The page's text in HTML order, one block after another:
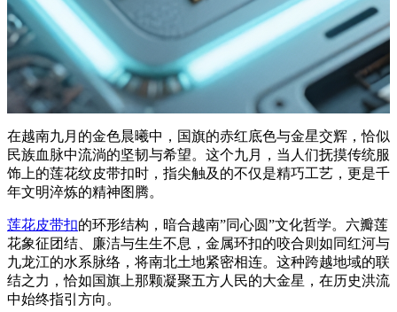
在越南九月的金色晨曦中，国旗的赤红底色与金星交辉，恰似
民族血脉中流淌的坚韧与希望。这个九月，当人们抚摸传统服
饰上的莲花纹皮带扣时，指尖触及的不仅是精巧工艺，更是千
年文明淬炼的精神图腾。
莲花皮带扣的环形结构，暗合越南”同心圆”文化哲学。六瓣莲
花象征团结、廉洁与生生不息，金属环扣的咬合则如同红河与
九龙江的水系脉络，将南北土地紧密相连。这种跨越地域的联
结之力，恰如国旗上那颗凝聚五方人民的大金星，在历史洪流
中始终指引方向。